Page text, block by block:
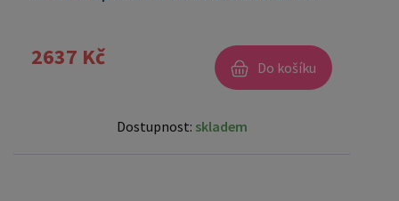
2637 Kč Do košíku
Dostupnost: skladem